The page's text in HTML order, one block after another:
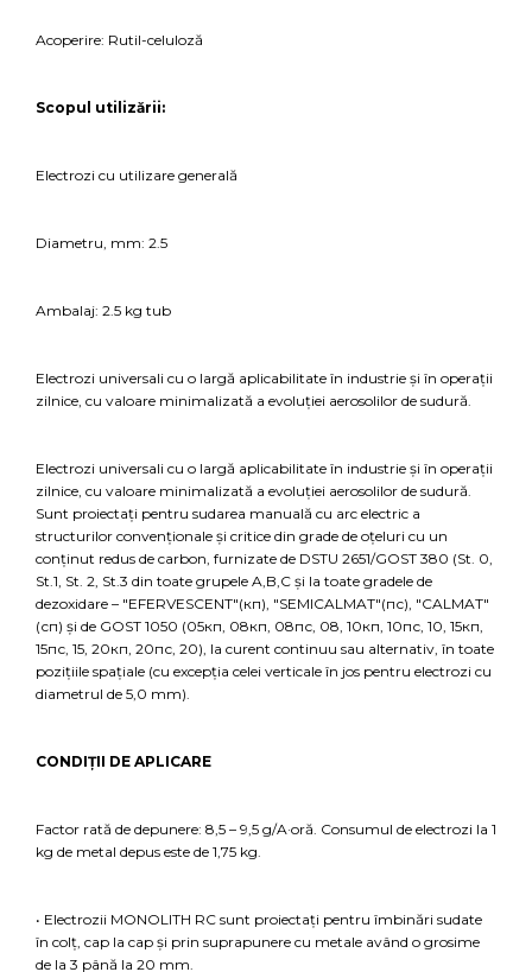
Acoperire: Rutil-celuloză
Scopul utilizării:
Electrozi cu utilizare generală
Diametru, mm: 2.5
Ambalaj: 2.5 kg tub
Electrozi universali cu o largă aplicabilitate în industrie și în operații
zilnice, cu valoare minimalizată a evoluției aerosolilor de sudură.
Electrozi universali cu o largă aplicabilitate în industrie și în operații
zilnice, cu valoare minimalizată a evoluției aerosolilor de sudură.
Sunt proiectați pentru sudarea manuală cu arc electric a
structurilor convenționale și critice din grade de oțeluri cu un
conținut redus de carbon, furnizate de DSTU 2651/GOST 380 (St. 0,
St.1, St. 2, St.3 din toate grupele A,B,C și la toate gradele de
dezoxidare – "EFERVESCENT"(кп), "SEMICALMAT"(пс), "CALMAT"
(сп) și de GOST 1050 (05кп, 08кп, 08пс, 08, 10кп, 10пс, 10, 15кп,
15пс, 15, 20кп, 20пс, 20), la curent continuu sau alternativ, în toate
pozițiile spațiale (cu excepția celei verticale în jos pentru electrozi cu
diametrul de 5,0 mm).
CONDIȚII DE APLICARE
Factor rată de depunere: 8,5 – 9,5 g/A·oră. Consumul de electrozi la 1
kg de metal depus este de 1,75 kg.
• Electrozii MONOLITH RC sunt proiectați pentru îmbinări sudate
în colț, cap la cap și prin suprapunere cu metale având o grosime
de la 3 până la 20 mm.